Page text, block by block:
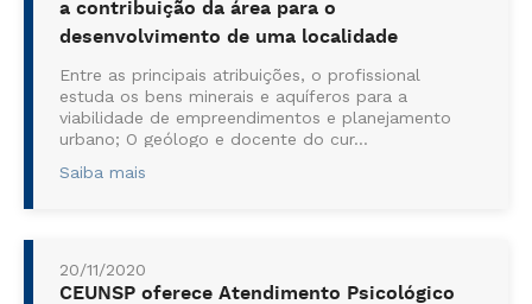
a contribuição da área para o
desenvolvimento de uma localidade
Entre as principais atribuições, o profissional
estuda os bens minerais e aquíferos para a
viabilidade de empreendimentos e planejamento
urbano; O geólogo e docente do cur...
Saiba mais
20/11/2020
CEUNSP oferece Atendimento Psicológico